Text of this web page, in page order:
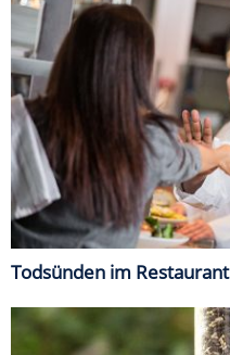
Todsünden im Restaurant